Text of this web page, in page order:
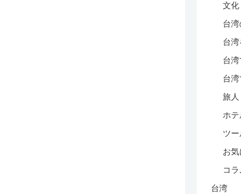
文化
台
台湾
台
台湾
旅人
ホテ
ツー
お気
コラ
台湾